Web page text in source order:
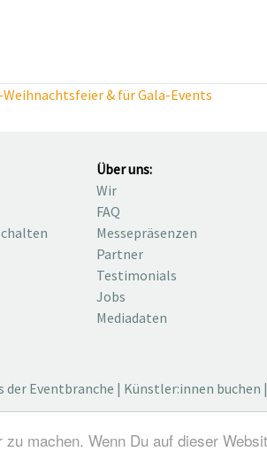
machen. Wenn Du auf dieser
& für Gala-Events
Über uns:
Wir
FAQ
Messepräsenzen
Partner
Testimonials
Jobs
Mediadaten
der Eventbranche | Künstler:innen buchen |
/ Eventbranchenbuch, Blog,